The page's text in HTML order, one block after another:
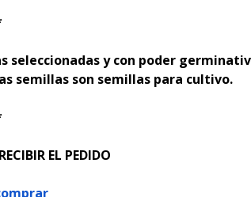
seleccionadas y con poder
semillas son semillas para cultivo.
EL PEDIDO